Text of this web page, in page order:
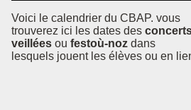
Voici le calendrier du CBAP. vous
trouverez ici les dates des
veillées ou festoù-noz dans
lesquels jouent les élèves ou en